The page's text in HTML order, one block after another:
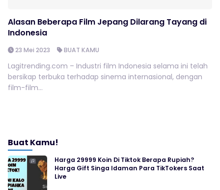
Alasan Beberapa Film Jepang Dilarang Tayang di
Indonesia
23 Mei 2023 BUAT KAMU
Lagitrending.com – Industri film Indonesia selama ini telah
bersikap terbuka terhadap sinema internasional, dengan
film-film...
Buat Kamu!
Harga 29999 Koin Di Tiktok Berapa Rupiah?
Harga Gift Singa Idaman Para TikTokers Saat
Live